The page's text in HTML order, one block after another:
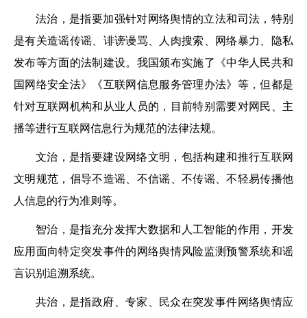
法治，是指要加强针对网络舆情的立法和司法，特别
是有关造谣传谣、诽谤谩骂、人肉搜索、网络暴力、隐私
发布等方面的法制建设。我国颁布实施了《中华人民共和
国网络安全法》《互联网信息服务管理办法》等，但都是
针对互联网机构和从业人员的，目前特别需要对网民、主
播等进行互联网信息行为规范的法律法规。
文治，是指要建设网络文明，包括构建和推行互联网
文明规范，倡导不造谣、不信谣、不传谣、不轻易传播他
人信息的行为准则等。
智治，是指充分发挥大数据和人工智能的作用，开发
应用面向特定突发事件的网络舆情风险监测预警系统和谣
言识别追溯系统。
共治，是指政府、专家、民众在突发事件网络舆情应